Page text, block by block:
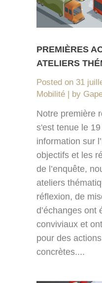
PREMIÈRES
ATELIERS
Posted on 31
Mobilité
by
Notre première
s'est tenue le
information sur
objectifs et les
de l’enquête,
ateliers
réflexion, de
d’échanges ont
conviviaux et
pour des
concrètes....